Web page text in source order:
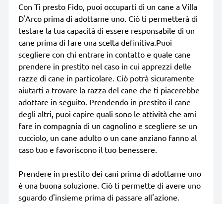
Con Ti presto Fido, puoi occuparti di un cane a Villa
D'Arco prima di adottarne uno. Ciò ti permetterà di
testare la tua capacità di essere responsabile di un
cane prima di fare una scelta definitiva.Puoi
scegliere con chi entrare in contatto e quale cane
prendere in prestito nel caso in cui apprezzi delle
razze di cane in particolare. Ciò potrà sicuramente
aiutarti a trovare la razza del cane che ti piacerebbe
adottare in seguito. Prendendo in prestito il cane
degli altri, puoi capire quali sono le attività che ami
fare in compagnia di un cagnolino e scegliere se un
cucciolo, un cane adulto o un cane anziano fanno al
caso tuo e favoriscono il tuo benessere.
Prendere in prestito dei cani prima di adottarne uno
è una buona soluzione. Ciò ti permette di avere uno
sguardo d'insieme prima di passare all'azione.